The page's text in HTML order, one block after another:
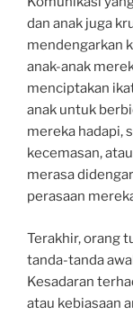
dan anak juga
mendengarkan
anak-anak
menciptakan
anak untuk
mereka hadapi,
kecemasan,
merasa
perasaan
Terakhir, orang
tanda-tanda
Kesadaran
atau kebiasaan